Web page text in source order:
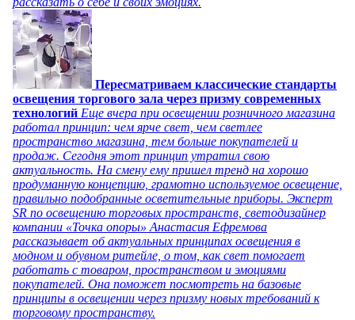
Пересматриваем классические стандарты
освещения торгового зала через призму современных
технологий Еще вчера при освещении розничного магазина
работал принцип: чем ярче свет, чем светлее
пространство магазина, тем больше покупателей и
продаж. Сегодня этот принцип утратил свою
актуальность. На смену ему пришел тренд на хорошо
продуманную концепцию, грамотно используемое освещение,
правильно подобранные осветительные приборы. Эксперт
SR по освещению торговых пространств, светодизайнер
компании «Точка опоры» Анастасия Ефремова
рассказывает об актуальных принципах освещения в
модном и обувном ритейле, о том, как свет помогает
работать с товаром, пространством и эмоциями
покупателей. Она поможет посмотреть на базовые
принципы в освещении через призму новых требований к
торговому пространству.